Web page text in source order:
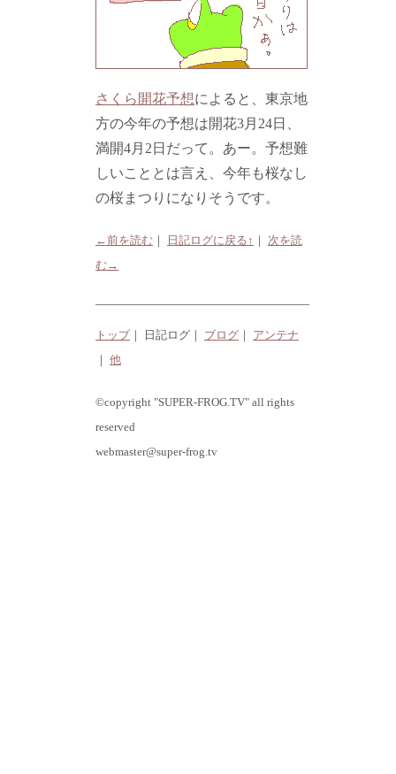
さくら開花予想によると、東京地
方の今年の予想は開花3月24日、
満開4月2日だって。あー。予想難
しいこととは言え、今年も桜なし
の桜まつりになりそうです。
←前を読む ｜ 日記ログに戻る↑ ｜ 次を読
む→
トップ｜ 日記ログ｜ ブログ ｜ アンテナ
｜ 他
©copyright "SUPER-FROG.TV" all rights
reserved
webmaster@super-frog.tv